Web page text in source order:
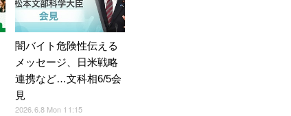
闇バイト危険性伝える
メッセージ、日米戦略
連携など…文科相6/5会
見
2026.6.8 Mon 11:15